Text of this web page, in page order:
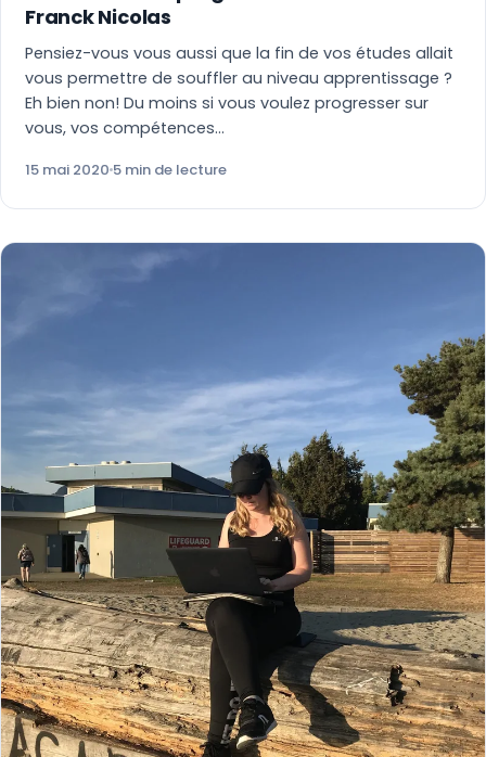
Franck Nicolas
Pensiez-vous vous aussi que la fin de vos études allait
vous permettre de souffler au niveau apprentissage ?
Eh bien non! Du moins si vous voulez progresser sur
vous, vos compétences…
15 mai 2020 5 min de lecture